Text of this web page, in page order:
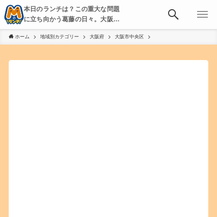
本日のランチは？この重大な問題
に立ち向かう葛藤の日々。大阪・
京都・神戸を中心とした食べ歩
き、飲み歩きを綴る。
ホーム 地域別カテゴリー 大阪府 大阪市中央区